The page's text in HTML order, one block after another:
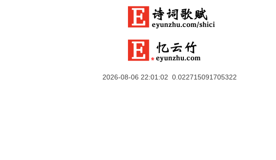
2026-08-06 22:01:02 0.022715091705322